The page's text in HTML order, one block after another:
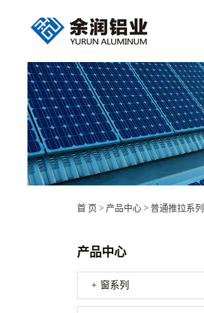
首 页 > 产品中心 > 普通推拉系列
产品中心
窗系列